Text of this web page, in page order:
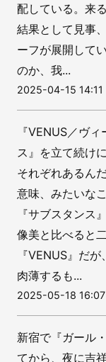
配している。来
結果として見事
ーフが展開して
のか、我...
2025-04-15 14:11
『VENUS／ヴ
ス』を立て続け
それぞれあるん
意味、みたいな
『サブスタンス
像美と比べると
『VENUS』だ
肉薄するも...
2025-05-18 16:07
新宿で『ガール
てから、夜に吉